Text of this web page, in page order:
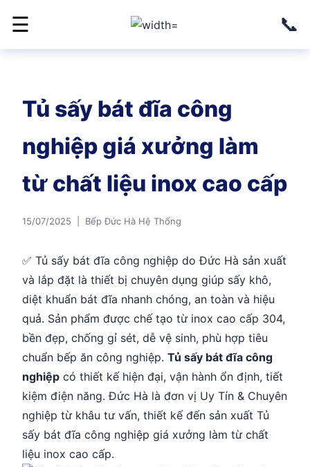
☰ 📞
Tủ sấy bát đĩa công
nghiệp giá xưởng làm
từ chất liệu inox cao cấp
15/07/2025 | Bếp Đức Hà Hệ Thống
✅ Tủ sấy bát đĩa công nghiệp do Đức Hà sản xuất
và lắp đặt là thiết bị chuyên dụng giúp sấy khô,
diệt khuẩn bát đĩa nhanh chóng, an toàn và hiệu
quả. Sản phẩm được chế tạo từ inox cao cấp 304,
bền đẹp, chống gỉ sét, dễ vệ sinh, phù hợp tiêu
chuẩn bếp ăn công nghiệp. Tủ sấy bát đĩa công
nghiệp có thiết kế hiện đại, vận hành ổn định, tiết
kiệm điện năng. Đức Hà là đơn vị Uy Tín & Chuyên
nghiệp từ khâu tư vấn, thiết kế đến sản xuất Tủ
sấy bát đĩa công nghiệp giá xưởng làm từ chất
liệu inox cao cấp.